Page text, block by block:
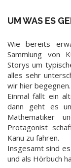
UM WAS ES
Wie bereits
Sammlung von
Storys um
alles sehr
wir hier begegnen.
Einmal fällt ein
dann geht es
Mathematiker
Protagonist
Kanu zu fahren.
Insgesamt sind
und als Hörbuch